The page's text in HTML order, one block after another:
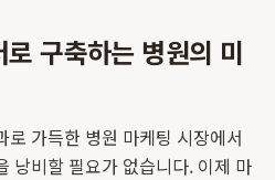
구축하는 병원의 미
가득한 병원 마케팅 시장에서
낭비할 필요가 없습니다. 이제 마